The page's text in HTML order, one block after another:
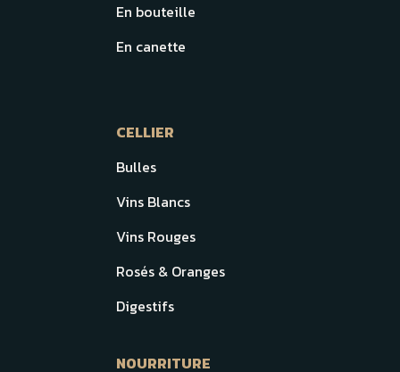
En bouteille
En canette
CELLIER
Bulles
Vins Blancs
Vins Rouges
Rosés & Oranges
Digestifs
NOURRITURE